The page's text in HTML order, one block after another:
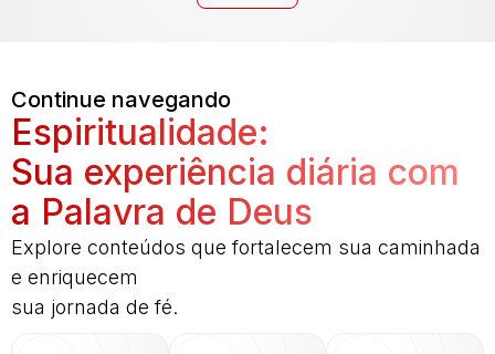
Continue navegando
Espiritualidade:
Sua experiência diária com
a Palavra de Deus
Explore conteúdos que fortalecem sua caminhada
e enriquecem
sua jornada de fé.